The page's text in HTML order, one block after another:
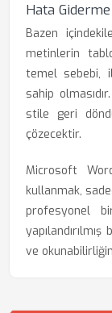
Hata
Bazen
metinlerin
temel sebebi,
sahip
stile geri
çözecektir.
Microsoft
kullanmak,
profesyonel
ve